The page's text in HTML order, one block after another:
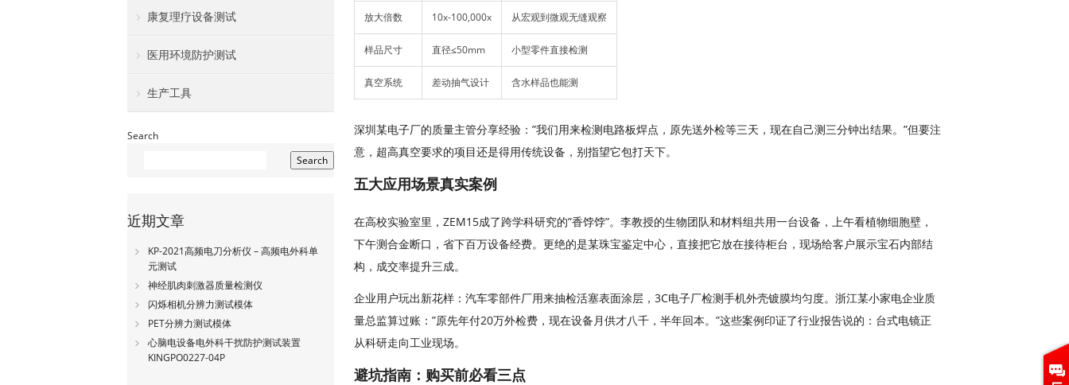
放大倍数 10x-100,000x 从宏观到微观无缝观察
样品尺寸 直径≤50mm 小型零件直接检测
真空系统 差动抽气设计 含水样品也能测
深圳某电子厂的质量主管分享经验：”我们用来检测电路板焊点，原先送外检等三天，现在自己测三分钟出结果。”但要注
意，超高真空要求的项目还是得用传统设备，别指望它包打天下。
五大应用场景真实案例
在高校实验室里，ZEM15成了跨学科研究的”香饽饽”。李教授的生物团队和材料组共用一台设备，上午看植物细胞壁，
下午测合金断口，省下百万设备经费。更绝的是某珠宝鉴定中心，直接把它放在接待柜台，现场给客户展示宝石内部结
构，成交率提升三成。
企业用户玩出新花样：汽车零部件厂用来抽检活塞表面涂层，3C电子厂检测手机外壳镀膜均匀度。浙江某小家电企业质
量总监算过账：”原先年付20万外检费，现在设备月供才八千，半年回本。”这些案例印证了行业报告说的：台式电镜正
从科研走向工业现场。
避坑指南：购买前必看三点
康复理疗设备测试
医用环境防护测试
生产工具
Search
Search
近期文章
KP-2021高频电刀分析仪 – 高频电外科单
元测试
神经肌肉刺激器质量检测仪
闪烁相机分辨力测试模体
PET分辨力测试模体
心脑电设备电外科干扰防护测试装置
KINGPO0227-04P